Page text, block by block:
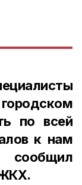
городском
по всей
к нам
ЖКХ.